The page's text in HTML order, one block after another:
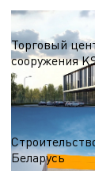
Торговый
сооружения
S = 10 000 м.кв.
ТЦ до 30 000м2
Беларусь